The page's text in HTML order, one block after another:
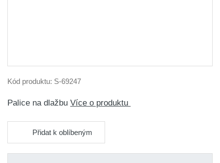
Kód produktu: S-69247
Palice na dlažbu Více o produktu
Přidat k oblíbeným